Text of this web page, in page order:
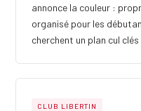
annonce la couleur :
organisé pour les
cherchent un plan cul clés
CLUB LIBERTIN